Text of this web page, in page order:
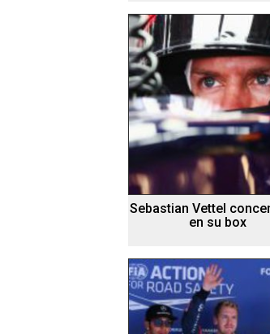
Sebastian Vettel
en su box